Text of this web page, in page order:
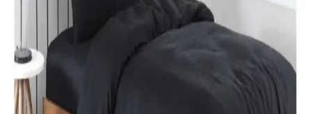
Taç Lisanslı Kuromi Temalı Tek Kişilik Pamuklu
Nevresim Takımı Detayları
%100 pamuklu Kuromi nevresim takımı, genç ve dinamik
tasarımıyla rahatlık ve şıklığı bir arada sunar. Yüksek kalite malzeme
ve pratik kullanım özellikleriyle ideal yatak odası seçeneği.